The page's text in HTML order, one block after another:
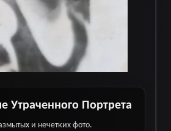
Утраченного Портрета
и нечетких фото.